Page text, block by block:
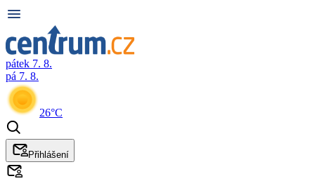
pátek 7. 8.
pá 7. 8.
26°C
Přihlášení